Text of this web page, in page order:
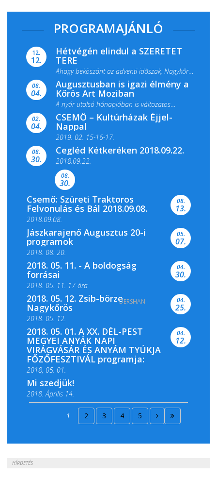
PROGRAMAJÁNLÓ
12.
12.
Hétvégén elindul a SZERETET
TERE
Ahogy beköszönt az adventi időszak, Nagykőrös
ismét megtelik ünnepi fénnyel és közös...
08.
04.
Augusztusban is igazi élmény a
Kőrös Art Moziban
A nyár utolsó hónapjában is változatos
filmkínálattal, családi...
02.
04.
CSEMŐ – Kultúrházak Éjjel-
Nappal
2019. 02. 15-16-17.
Színes és tartalmas programokkal várja a
Csemői Községi Könyvtár és...
08.
30.
Cegléd Kétkeréken 2018.09.22.
2018.09.22.
08.
30.
Csemő: Szüreti Traktoros
Felvonulás és Bál 2018.09.08.
2018.09.08.
08.
13.
Jászkarajenő Augusztus 20-i
programok
2018. 08. 20.
05.
07.
2018. 05. 11. - A boldogság
forrásai
2018. 05. 11. 17 óra
2018. 05. 11. 19 óra
04.
30.
2018. 05. 12. Zsib-börze
Nagykőrös
2018. 05. 12.
04.
25.
2018. 05. 01. A XX. DÉL-PEST
MEGYEI ANYÁK NAPI
VIRÁGVÁSÁR ÉS ANYÁM TYÚKJA
FŐZŐFESZTIVÁL programja:
2018, 05. 01.
04.
12.
Mi szedjük!
2018. Április 14.
2018. Április 15.
1 2 3 4 5
HÍRDETÉS
DERSHAN